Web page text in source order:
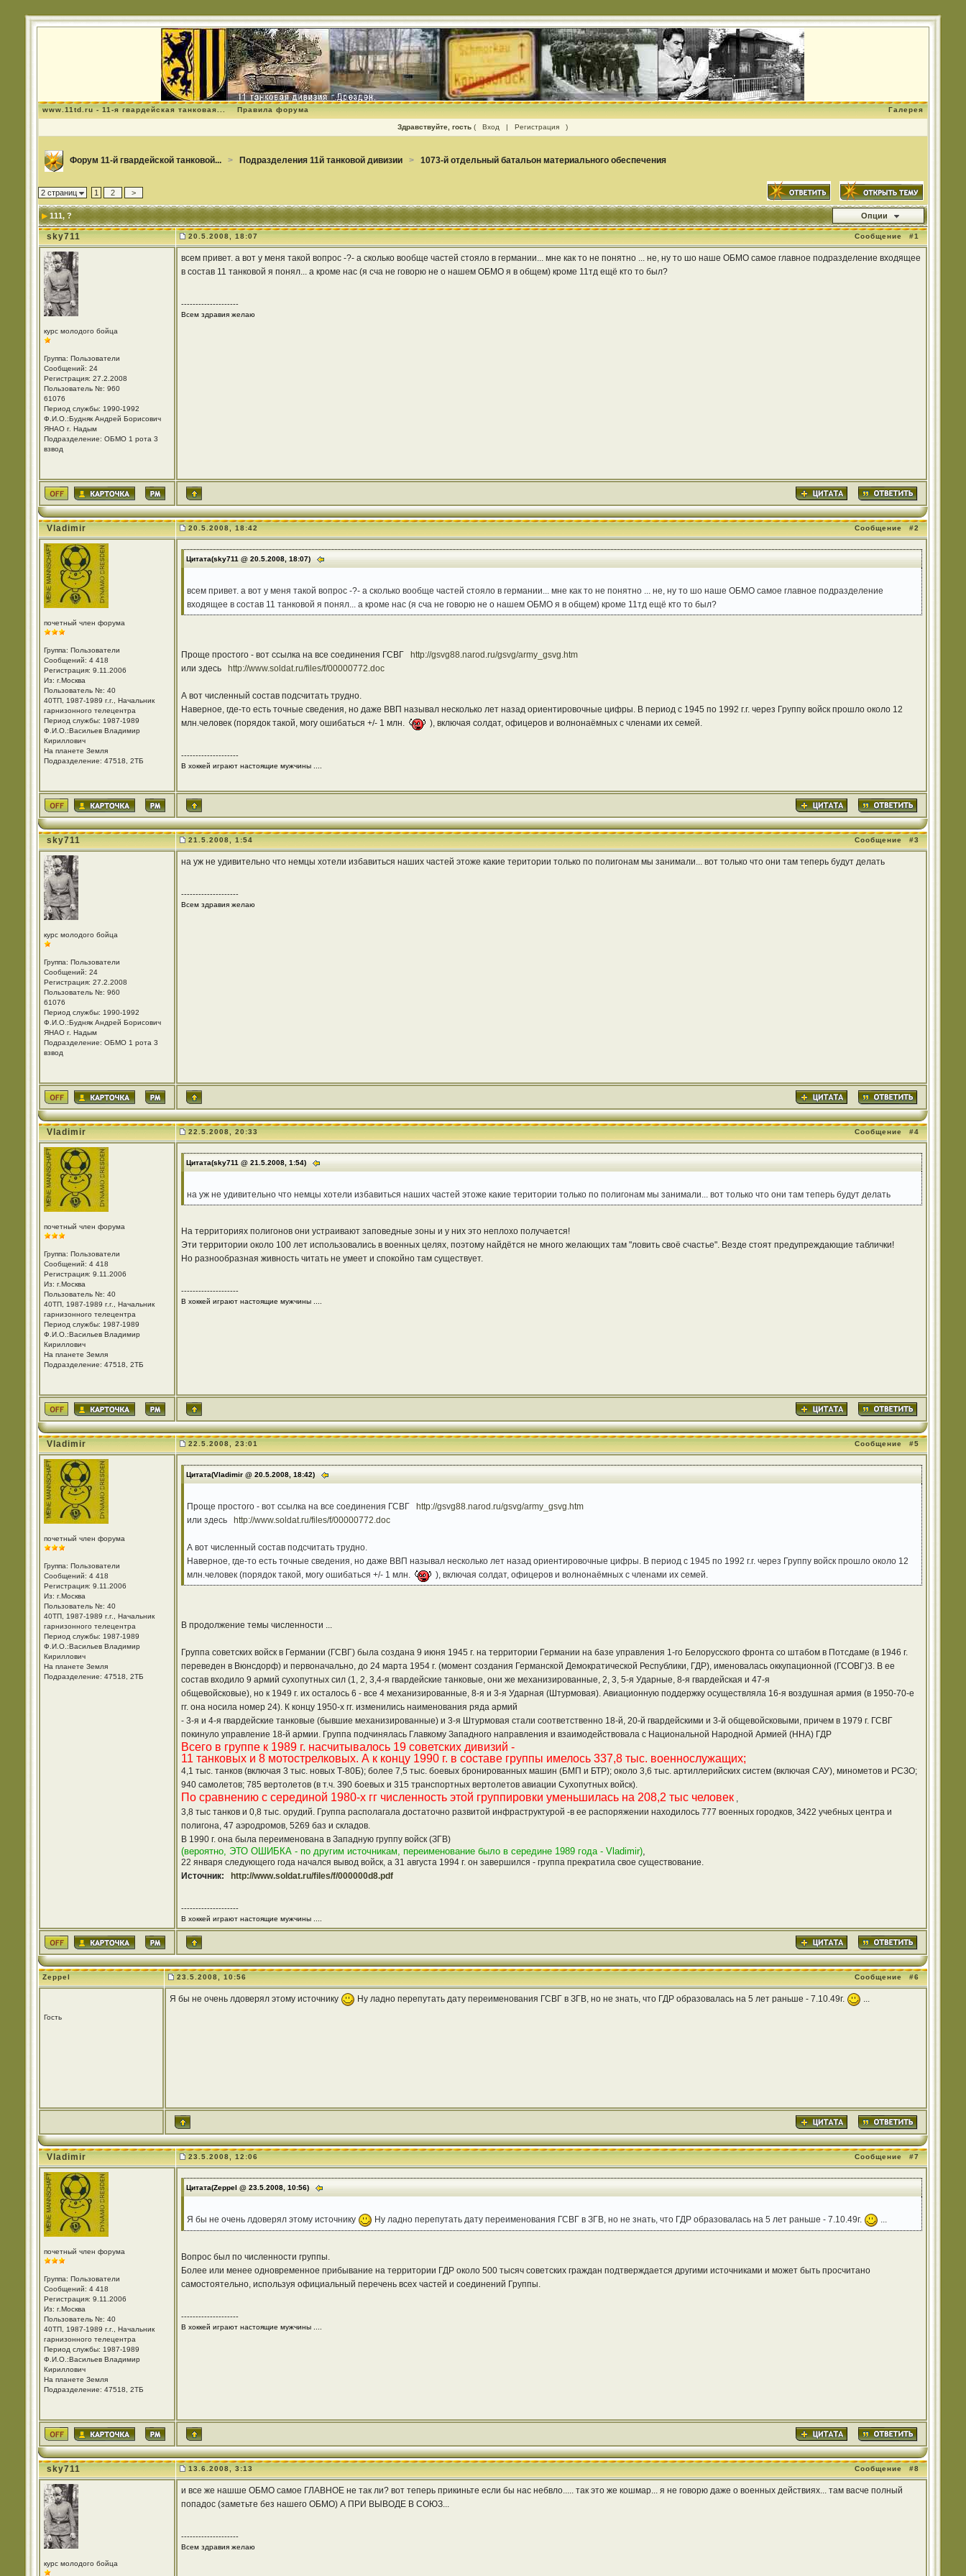
www.11td.ru - 11-я гвардейская танковая... Правила форума Галерея
Здравствуйте, гость ( Вход | Регистрация )
Форум 11-й гвардейской танковой... > Подразделения 11й танковой дивизии > 1073-й отдельный батальон материального обеспечения
2 страниц 1 2 >
111, ? Опции
sky711 20.5.2008, 18:07 Сообщение #1
курс молодого бойца
Группа: Пользователи
Сообщений: 24
Регистрация: 27.2.2008
Пользователь №: 960
61076
Период службы: 1990-1992
Ф.И.О.:Будняк Андрей Борисович
ЯНАО г. Надым
Подразделение: ОБМО 1 рота 3
взвод
всем привет. а вот у меня такой вопрос -?- а сколько вообще частей стояло в германии... мне как то не понятно ... не, ну то шо наше ОБМО самое главное подразделение входящее
в состав 11 танковой я понял... а кроме нас (я сча не говорю не о нашем ОБМО я в общем) кроме 11тд ещё кто то был?
--------------------
Всем здравия желаю
Vladimir 20.5.2008, 18:42 Сообщение #2
почетный член форума
Группа: Пользователи
Сообщений: 4 418
Регистрация: 9.11.2006
Из: г.Москва
Пользователь №: 40
40ТП, 1987-1989 г.г., Начальник
гарнизонного телецентра
Период службы: 1987-1989
Ф.И.О.:Васильев Владимир
Кириллович
На планете Земля
Подразделение: 47518, 2ТБ
Цитата(sky711 @ 20.5.2008, 18:07)
всем привет. а вот у меня такой вопрос -?- а сколько вообще частей стояло в германии... мне как то не понятно ... не, ну то шо наше ОБМО самое главное подразделение
входящее в состав 11 танковой я понял... а кроме нас (я сча не говорю не о нашем ОБМО я в общем) кроме 11тд ещё кто то был?
Проще простого - вот ссылка на все соединения ГСВГ
http://gsvg88.narod.ru/gsvg/army_gsvg.htm
или здесь
http://www.soldat.ru/files/f/00000772.doc
А вот численный состав подсчитать трудно.
Наверное, где-то есть точные сведения, но даже ВВП называл несколько лет назад ориентировочные цифры. В период с 1945 по 1992 г.г. через Группу войск прошло около 12
млн.человек (порядок такой, могу ошибаться +/- 1 млн.
), включая солдат, офицеров и волнонаёмных с членами их семей.
--------------------
В хоккей играют настоящие мужчины ....
sky711 21.5.2008, 1:54 Сообщение #3
курс молодого бойца
Группа: Пользователи
Сообщений: 24
Регистрация: 27.2.2008
Пользователь №: 960
61076
Период службы: 1990-1992
Ф.И.О.:Будняк Андрей Борисович
ЯНАО г. Надым
Подразделение: ОБМО 1 рота 3
взвод
на уж не удивительно что немцы хотели избавиться наших частей этоже какие територии только по полигонам мы занимали... вот только что они там теперь будут делать
--------------------
Всем здравия желаю
Vladimir 22.5.2008, 20:33 Сообщение #4
почетный член форума
Группа: Пользователи
Сообщений: 4 418
Регистрация: 9.11.2006
Из: г.Москва
Пользователь №: 40
40ТП, 1987-1989 г.г., Начальник
гарнизонного телецентра
Период службы: 1987-1989
Ф.И.О.:Васильев Владимир
Кириллович
На планете Земля
Подразделение: 47518, 2ТБ
Цитата(sky711 @ 21.5.2008, 1:54)
на уж не удивительно что немцы хотели избавиться наших частей этоже какие територии только по полигонам мы занимали... вот только что они там теперь будут делать
На территориях полигонов они устраивают заповедные зоны и у них это неплохо получается!
Эти территории около 100 лет использовались в военных целях, поэтому найдётся не много желающих там "ловить своё счастье". Везде стоят предупреждающие таблички!
Но разнообразная живность читать не умеет и спокойно там существует.
--------------------
В хоккей играют настоящие мужчины ....
Vladimir 22.5.2008, 23:01 Сообщение #5
почетный член форума
Группа: Пользователи
Сообщений: 4 418
Регистрация: 9.11.2006
Из: г.Москва
Пользователь №: 40
40ТП, 1987-1989 г.г., Начальник
гарнизонного телецентра
Период службы: 1987-1989
Ф.И.О.:Васильев Владимир
Кириллович
На планете Земля
Подразделение: 47518, 2ТБ
Цитата(Vladimir @ 20.5.2008, 18:42)
Проще простого - вот ссылка на все соединения ГСВГ
http://gsvg88.narod.ru/gsvg/army_gsvg.htm
или здесь
http://www.soldat.ru/files/f/00000772.doc
А вот численный состав подсчитать трудно.
Наверное, где-то есть точные сведения, но даже ВВП называл несколько лет назад ориентировочные цифры. В период с 1945 по 1992 г.г. через Группу войск прошло около 12
млн.человек (порядок такой, могу ошибаться +/- 1 млн.
), включая солдат, офицеров и волнонаёмных с членами их семей.
В продолжение темы численности ...
Группа советских войск в Германии (ГСВГ) была создана 9 июня 1945 г. на территории Германии на базе управления 1-го Белорусского фронта со штабом в Потсдаме (в 1946 г.
переведен в Вюнсдорф) и первоначально, до 24 марта 1954 г. (момент создания Германской Демократической Республики, ГДР), именовалась оккупационной (ГСОВГ)3. В ее
состав входило 9 армий сухопутных сил (1, 2, 3,4-я гвардейские танковые, они же механизированные, 2, 3, 5-я Ударные, 8-я гвардейская и 47-я
общевойсковые), но к 1949 г. их осталось 6 - все 4 механизированные, 8-я и 3-я Ударная (Штурмовая). Авиационную поддержку осуществляла 16-я воздушная армия (в 1950-70-е
гг. она носила номер 24). К концу 1950-х гг. изменились наименования ряда армий
- 3-я и 4-я гвардейские танковые (бывшие механизированные) и 3-я Штурмовая стали соответственно 18-й, 20-й гвардейскими и 3-й общевойсковыми, причем в 1979 г. ГСВГ
покинуло управление 18-й армии. Группа подчинялась Главкому Западного направления и взаимодействовала с Национальной Народной Армией (ННА) ГДР
Всего в группе к 1989 г. насчитывалось 19 советских дивизий -
11 танковых и 8 мотострелковых. А к концу 1990 г. в составе группы имелось 337,8 тыс. военнослужащих;
4,1 тыс. танков (включая 3 тыс. новых Т-80Б); более 7,5 тыс. боевых бронированных машин (БМП и БТР); около 3,6 тыс. артиллерийских систем (включая САУ), минометов и РСЗО;
940 самолетов; 785 вертолетов (в т.ч. 390 боевых и 315 транспортных вертолетов авиации Сухопутных войск).
По сравнению с серединой 1980-х гг численность этой группировки уменьшилась на 208,2 тыс человек,
3,8 тыс танков и 0,8 тыс. орудий. Группа располагала достаточно развитой инфраструктурой -в ее распоряжении находилось 777 военных городков, 3422 учебных центра и
полигона, 47 аэродромов, 5269 баз и складов.
В 1990 г. она была переименована в Западную группу войск (ЗГВ)
(вероятно, ЭТО ОШИБКА - по другим источникам, переименование было в середине 1989 года - Vladimir),
22 января следующего года начался вывод войск, а 31 августа 1994 г. он завершился - группа прекратила свое существование.
Источник:
http://www.soldat.ru/files/f/000000d8.pdf
--------------------
В хоккей играют настоящие мужчины ....
Zeppel 23.5.2008, 10:56 Сообщение #6
Гость
Я бы не очень лдоверял этому источнику Ну ладно перепутать дату переименования ГСВГ в ЗГВ, но не знать, что ГДР образовалась на 5 лет раньше - 7.10.49г. ...
Vladimir 23.5.2008, 12:06 Сообщение #7
почетный член форума
Группа: Пользователи
Сообщений: 4 418
Регистрация: 9.11.2006
Из: г.Москва
Пользователь №: 40
40ТП, 1987-1989 г.г., Начальник
гарнизонного телецентра
Период службы: 1987-1989
Ф.И.О.:Васильев Владимир
Кириллович
На планете Земля
Подразделение: 47518, 2ТБ
Цитата(Zeppel @ 23.5.2008, 10:56)
Я бы не очень лдоверял этому источнику Ну ладно перепутать дату переименования ГСВГ в ЗГВ, но не знать, что ГДР образовалась на 5 лет раньше - 7.10.49г. ...
Вопрос был по численности группы.
Более или менее одновременное прибывание на территории ГДР около 500 тысяч советских граждан подтверждается другими источниками и может быть просчитано
самостоятельно, используя официальный перечень всех частей и соединений Группы.
--------------------
В хоккей играют настоящие мужчины ....
sky711 13.6.2008, 3:13 Сообщение #8
курс молодого бойца
и все же нашше ОБМО самое ГЛАВНОЕ не так ли? вот теперь прикиньте если бы нас небвло..... так это же кошмар... я не говорю даже о военных действиях... там васче полный
попадос (заметьте без нашего ОБМО) А ПРИ ВЫВОДЕ В СОЮЗ...
--------------------
Всем здравия желаю